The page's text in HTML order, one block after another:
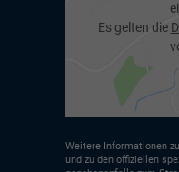
Es gelten die
Weitere Informationen
und zu den offiziellen